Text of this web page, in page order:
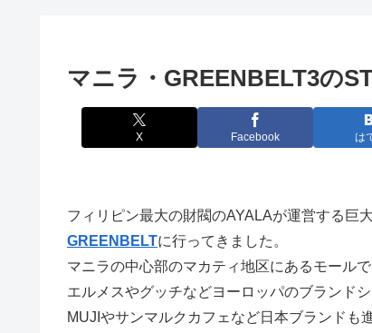
マニラ・GREENBELT3の
X Facebook は
フィリピン最大の財閥のAYALAが運営する巨
GREENBELTに行ってきました。
マニラの中心部のマカティ地区にあるモール
エルメスやグッチなどヨーロッパのブランド
MUJIやサンマルクカフェなど日本ブランドも